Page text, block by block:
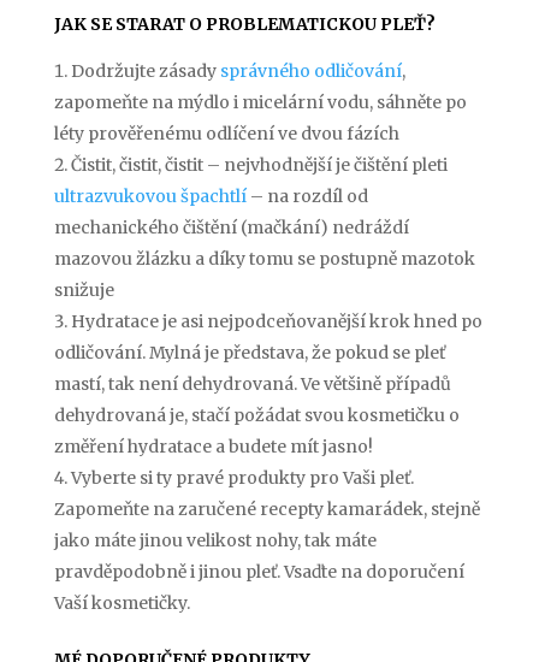
JAK SE STARAT O PROBLEMATICKOU PLEŤ?
Dodržujte zásady správného odličování,
zapomeňte na mýdlo i micelární vodu, sáhněte po
léty prověřenému odlíčení ve dvou fázích
Čistit, čistit, čistit – nejvhodnější je čištění pleti
ultrazvukovou špachtlí– na rozdíl od
mechanického čištění (mačkání) nedráždí
mazovou žlázku a díky tomu se postupně mazotok
snižuje
Hydratace je asi nejpodceňovanější krok hned po
odličování. Mylná je představa, že pokud se pleť
mastí, tak není dehydrovaná. Ve většině případů
dehydrovaná je, stačí požádat svou kosmetičku o
změření hydratace a budete mít jasno!
Vyberte si ty pravé produkty pro Vaši pleť.
Zapomeňte na zaručené recepty kamarádek, stejně
jako máte jinou velikost nohy, tak máte
pravděpodobně i jinou pleť. Vsaďte na doporučení
Vaší kosmetičky.